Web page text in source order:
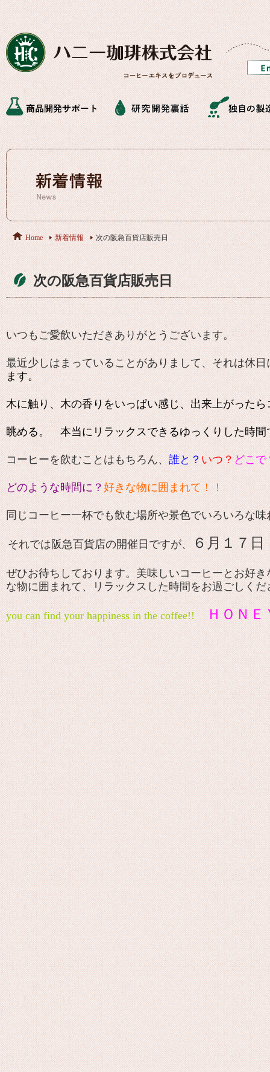
Home 新着情報 次の阪急百貨店販売日
次の阪急百貨店販売日
いつもご愛飲いただきありがとうございます。
最近少しはまっていることがありまして、それは休
ます。
木に触り、木の香りをいっぱい感じ、出来上がった
眺める。 本当にリラックスできるゆっくりした時間
コーヒーを飲むことはもちろん、誰と？いつ？どこで
どのような時間に？好きな物に囲まれて！！
同じコーヒー一杯でも飲む場所や景色でいろいろな
それでは阪急百貨店の開催日ですが、６月１７日
ぜひお待ちしております。美味しいコーヒーとお好
な物に囲まれて、リラックスした時間をお過ごしくだ
you can find your happiness in the coffee!!ＨＯＮ